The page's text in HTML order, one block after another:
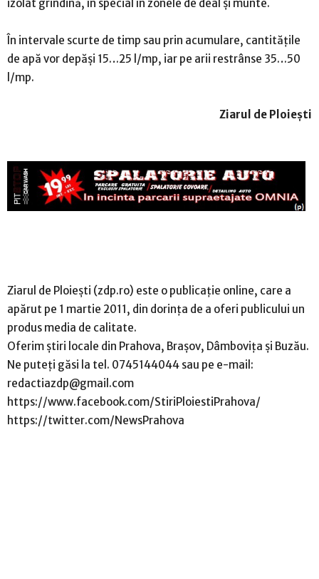
izolat grindină, în special în zonele de deal și munte.
În intervale scurte de timp sau prin acumulare, cantităţile
de apă vor depăşi 15…25 l/mp, iar pe arii restrânse 35…50
l/mp.
Ziarul de Ploiești
Ziarul de Ploiești (zdp.ro) este o publicație online, care a
apărut pe 1 martie 2011, din dorinţa de a oferi publicului un
produs media de calitate.
Oferim ştiri locale din Prahova, Brașov, Dâmbovița și Buzău.
Ne puteți găsi la tel. 0745144044 sau pe e-mail:
redactiazdp@gmail.com
https://www.facebook.com/StiriPloiestiPrahova/
https://twitter.com/NewsPrahova